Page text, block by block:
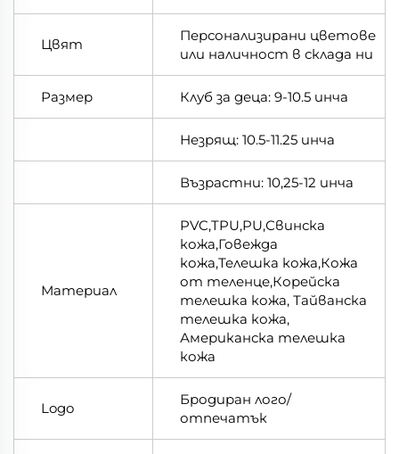
Цвят
Персонализирани цветове
или наличност в склада ни
Размер Клуб за деца: 9-10.5 инча
Незрящ: 10.5-11.25 инча
Възрастни: 10,25-12 инча
Материал
PVC,TPU,PU,Свинска
кожа,Говежда
кожа,Телешка кожа,Кожа
от теленце,Корейска
телешка кожа, Тайванска
телешка кожа,
Американска телешка
кожа
Logo
Бродиран лого/
отпечатък